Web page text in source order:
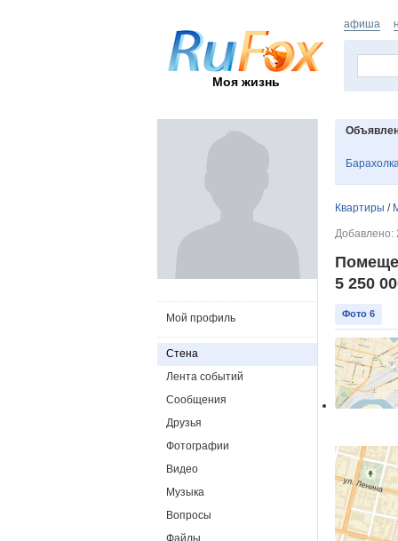
Моя жизнь
афиша
Квартиры /
Добавлено:
5 250
Фото 6
Мой профиль
Стена
Лента событий
Сообщения
Друзья
Фотографии
Видео
Музыка
Вопросы
Файлы